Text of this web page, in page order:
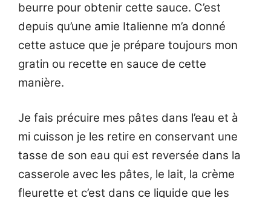
beurre pour obtenir cette sauce. C’est
depuis qu’une amie Italienne m’a donné
cette astuce que je prépare toujours mon
gratin ou recette en sauce de cette
manière.
Je fais précuire mes pâtes dans l’eau et à
mi cuisson je les retire en conservant une
tasse de son eau qui est reversée dans la
casserole avec les pâtes, le lait, la crème
fleurette et c’est dans ce liquide que les